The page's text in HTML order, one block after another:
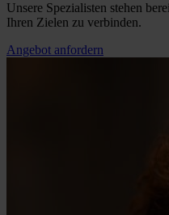
Unsere Spezialisten stehen
Ihren Zielen zu verbinden.
Angebot anfordern